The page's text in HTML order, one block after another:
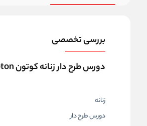
بررسی تخصصی
دورس طرح دار زنانه کوتون Koton کد 6WAL10127IK
زنانه
دورس طرح دار